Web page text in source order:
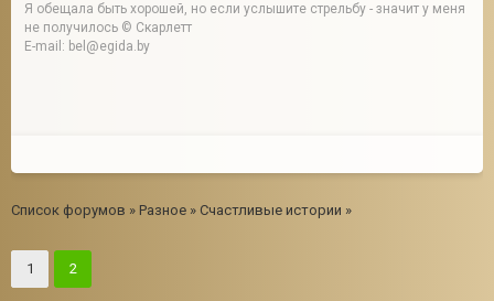
Я обещала быть хорошей, но если услышите стрельбу - значит у меня
не получилось © Скарлетт
E-mail: bel@egida.by
Список форумов » Разное » Счастливые истории »
1 2